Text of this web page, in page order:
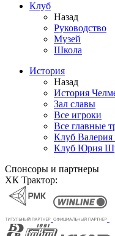
Клуб
Назад
Руководство
Музей
Школа
История
Назад
История
Зал славы
Все игроки
Все главные
Клуб Валерия
Клуб Юрия
Спонсоры и партнеры
ХК Трактор: